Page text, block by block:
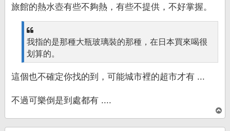
旅館的熱水壺有些不夠熱，有些不提供，不好掌握。
我指的是那種大瓶玻璃裝的那種，在日本買來喝很
划算的。
這個也不確定你找的到，可能城市裡的超市才有 ...
不過可樂倒是到處都有 ....
頂
端